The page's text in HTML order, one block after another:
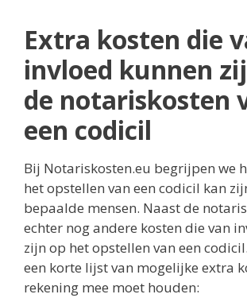
Extra kosten die
invloed kunnen
de notariskosten
een codicil
Bij Notariskosten.eu begrijpen we
het opstellen van een codicil kan
bepaalde mensen. Naast de
echter nog andere kosten die van
zijn op het opstellen van een
een korte lijst van mogelijke extra
rekening mee moet houden: